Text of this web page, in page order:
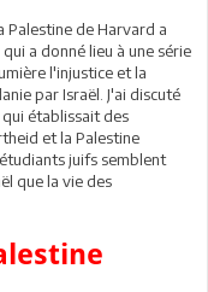
Palestine de Harvard a
a donné lieu à une série
l'injustice et la
par Israël. J'ai discuté
établissait des
et la Palestine
juifs semblent
que la vie des